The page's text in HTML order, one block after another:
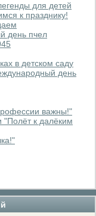
для детей
к празднику!
день пчел
в детском саду
день
важны!"
"Полёт к далёким